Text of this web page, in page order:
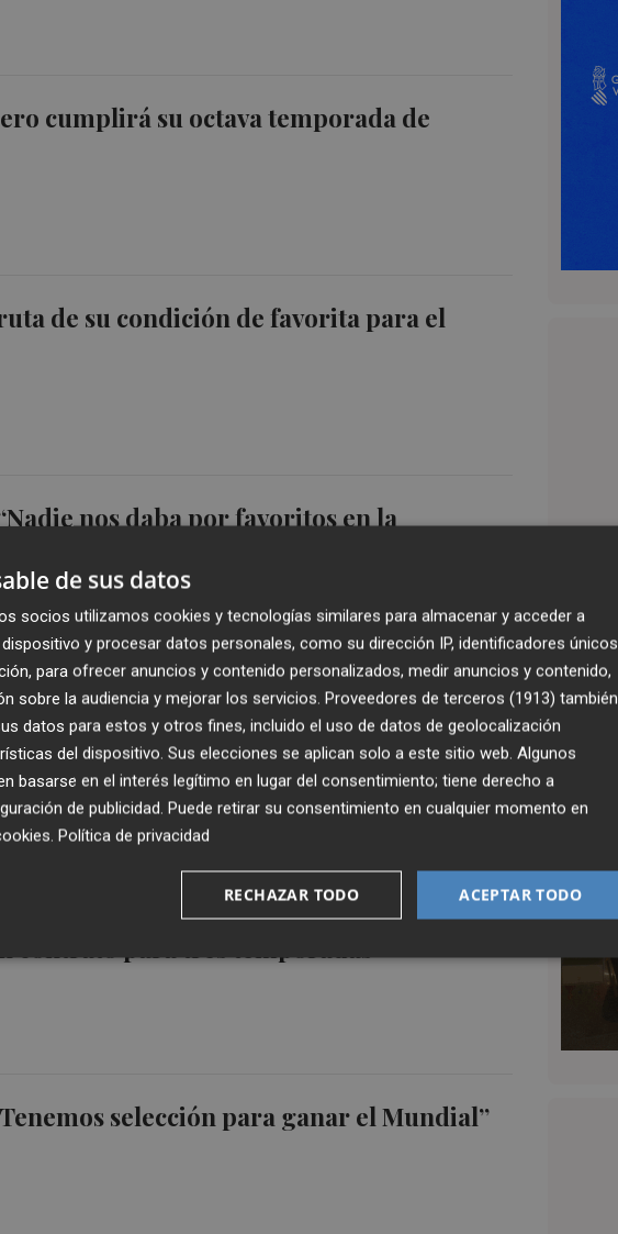
cumplirá su octava temporada de
de su condición de favorita para el
nos daba por favoritos en la
enlaza por primera vez dos segundos
estrena en curso de Euroliga
lo hace oficial: confía su banquillo a Íñigo
selección para ganar el Mundial”
de sus datos
socios utilizamos cookies y tecnologías similares para almacenar y acceder a
y procesar datos personales, como su dirección IP, identificadores únicos
para ofrecer anuncios y contenido personalizados, medir anuncios y contenido,
sobre la audiencia y mejorar los servicios. Proveedores de terceros (1913) también
datos para estos y otros fines, incluido el uso de datos de geolocalización
del dispositivo. Sus elecciones se aplican solo a este sitio web. Algunos
basarse en el interés legítimo en lugar del consentimiento; tiene derecho a
de publicidad. Puede retirar su consentimiento en cualquier momento en
. Política de privacidad
ACEPTAR TODO
RECHAZAR TODO